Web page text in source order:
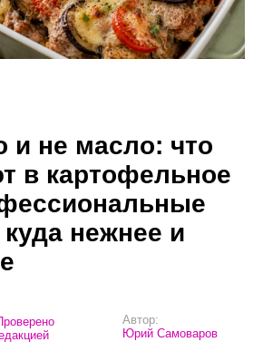
и не масло: что
в картофельное
нежнее и
Автор:
Юрий Самоваров